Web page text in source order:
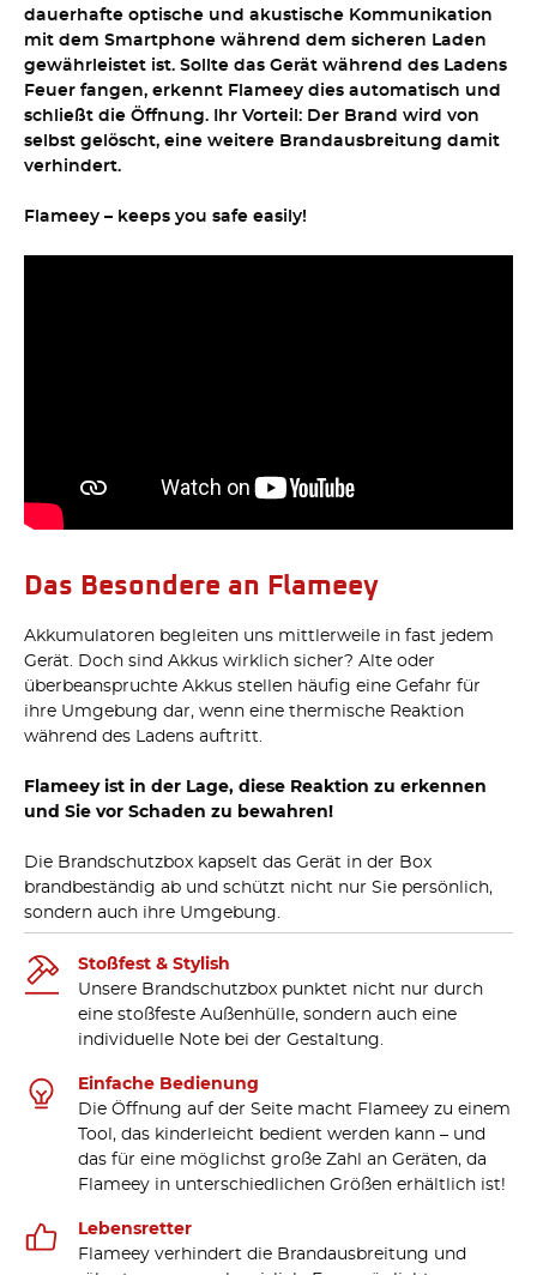
dauerhafte optische und akustische Kommunikation
mit dem Smartphone während dem sicheren Laden
gewährleistet ist. Sollte das Gerät während des Ladens
Feuer fangen, erkennt Flameey dies automatisch und
schließt die Öffnung. Ihr Vorteil: Der Brand wird von
selbst gelöscht, eine weitere Brandausbreitung damit
verhindert.
Flameey – keeps you safe easily!
Das Besondere an Flameey
Akkumulatoren begleiten uns mittlerweile in fast jedem
Gerät. Doch sind Akkus wirklich sicher? Alte oder
überbeanspruchte Akkus stellen häufig eine Gefahr für
ihre Umgebung dar, wenn eine thermische Reaktion
während des Ladens auftritt.
Flameey ist in der Lage, diese Reaktion zu erkennen
und Sie vor Schaden zu bewahren!
Die Brandschutzbox kapselt das Gerät in der Box
brandbeständig ab und schützt nicht nur Sie persönlich,
sondern auch ihre Umgebung.
Stoßfest & Stylish
Unsere Brandschutzbox punktet nicht nur durch
eine stoßfeste Außenhülle, sondern auch eine
individuelle Note bei der Gestaltung.
Einfache Bedienung
Die Öffnung auf der Seite macht Flameey zu einem
Tool, das kinderleicht bedient werden kann – und
das für eine möglichst große Zahl an Geräten, da
Flameey in unterschiedlichen Größen erhältlich ist!
Lebensretter
Flameey verhindert die Brandausbreitung und